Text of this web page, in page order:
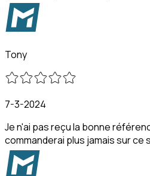
Tony
7-3-2024
Je n'ai pas reçu la bonne
commanderai plus jamais sur ce